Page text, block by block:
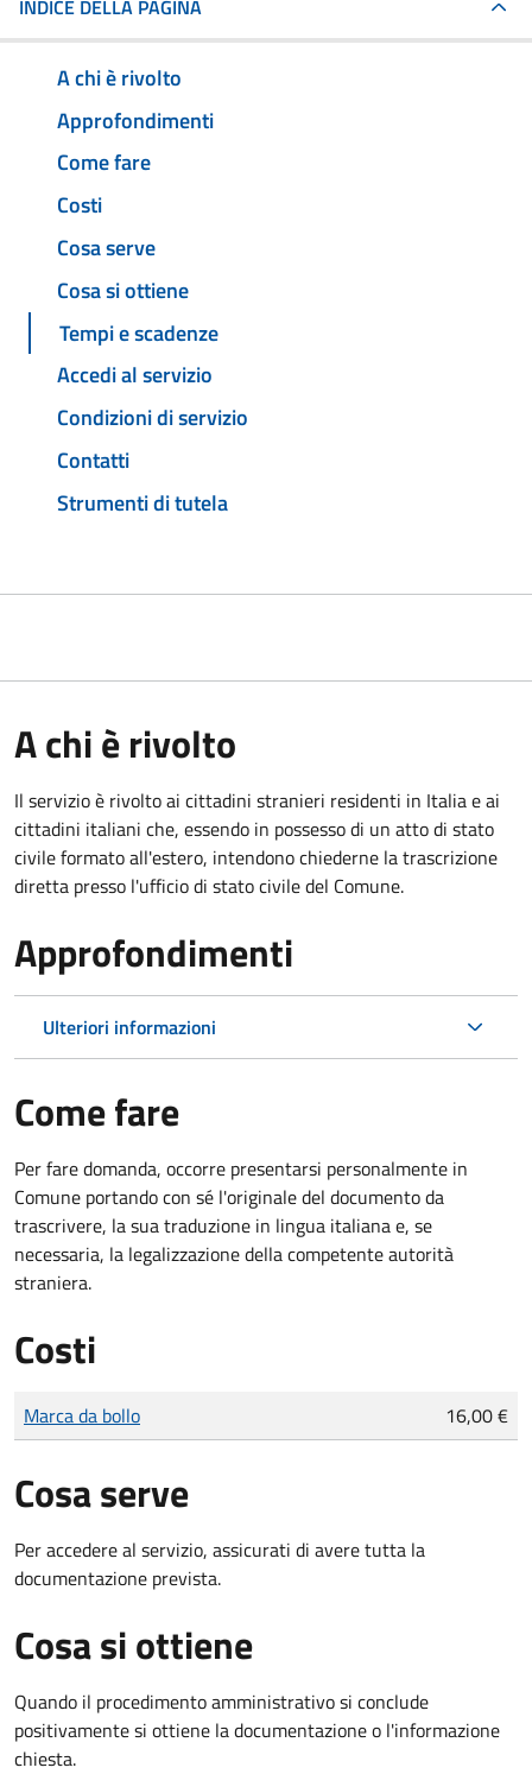
INDICE DELLA PAGINA
A chi è rivolto
Approfondimenti
Come fare
Costi
Cosa serve
Cosa si ottiene
Tempi e scadenze
Accedi al servizio
Condizioni di servizio
Contatti
Strumenti di tutela
A chi è rivolto
Il servizio è rivolto ai cittadini stranieri residenti in Italia e ai
cittadini italiani che, essendo in possesso di un atto di stato
civile formato all'estero, intendono chiederne la trascrizione
diretta presso l'ufficio di stato civile del Comune.
Approfondimenti
Ulteriori informazioni
Come fare
Per fare domanda, occorre presentarsi personalmente in
Comune portando con sé l'originale del documento da
trascrivere, la sua traduzione in lingua italiana e, se
necessaria, la legalizzazione della competente autorità
straniera.
Costi
Tipo di pagamento
Importo
Marca da bollo 16,00 €
Cosa serve
Per accedere al servizio, assicurati di avere tutta la
documentazione prevista.
Cosa si ottiene
Quando il procedimento amministrativo si conclude
positivamente si ottiene la documentazione o l'informazione
chiesta.